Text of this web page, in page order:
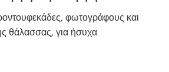
φωτογράφους και
θάλασσας, για ήσυχα